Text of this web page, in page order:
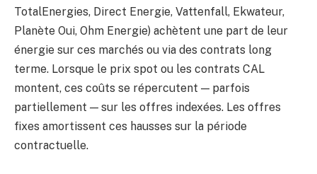
TotalEnergies, Direct Energie, Vattenfall, Ekwateur,
Planète Oui, Ohm Energie) achètent une part de leur
énergie sur ces marchés ou via des contrats long
terme. Lorsque le prix spot ou les contrats CAL
montent, ces coûts se répercutent — parfois
partiellement — sur les offres indexées. Les offres
fixes amortissent ces hausses sur la période
contractuelle.